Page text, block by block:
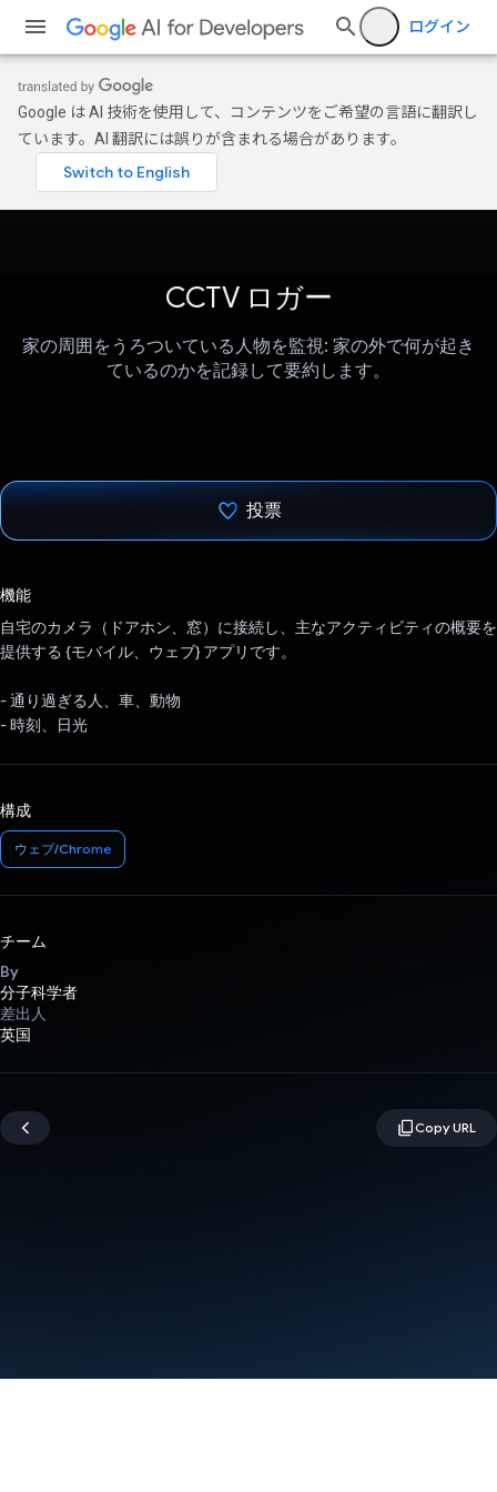
ログイン
Google は AI 技術を使用して、コンテンツをご希望の言語に翻訳し
ています。AI 翻訳には誤りが含まれる場合があります。
CCTV ロガー
家の周囲をうろついている人物を監視: 家の外で何が起き
ているのかを記録して要約します。
投票
機能
自宅のカメラ（ドアホン、窓）に接続し、主なアクティビティの概要を
提供する {モバイル、ウェブ} アプリです。
- 通り過ぎる人、車、動物
- 時刻、日光
構成
ウェブ/Chrome
チーム
By
分子科学者
差出人
英国